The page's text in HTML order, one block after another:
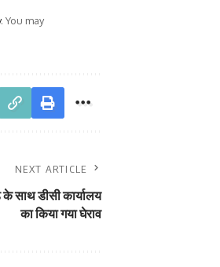
. You may
NEXT ARTICLE
के साथ डीसी कार्यालय
का किया गया घेराव